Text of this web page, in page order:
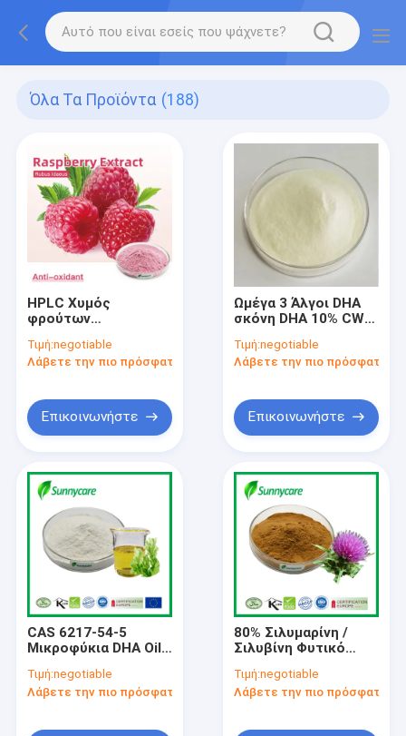
Όλα Τα Προϊόντα (188)
HPLC Χυμός
φρούτων
Κέτονες σε σκόνη
5% Εκχύλισμα
Idaeus
Τιμή:negotiable
Λάβετε την πιο πρόσφατη τιμή
Επικοινωνήστε
Ωμέγα 3 Άλγοι DHA
σκόνη DHA 10% CWS
σκόνη
Τιμή:negotiable
Λάβετε την πιο πρόσφατη
Επικοινωνήστε
CAS 6217-54-5
Μικροφύκια DHA Oil
σκόνη Ωμέγα 3
Τιμή:negotiable
Λάβετε την πιο πρόσφατη τιμή
80% Σιλυμαρίνη /
Σιλυβίνη Φυτικό
Αποστάσεων
Διαλυτή στο νερό
Τιμή:negotiable
Λάβετε την πιο πρόσφατη